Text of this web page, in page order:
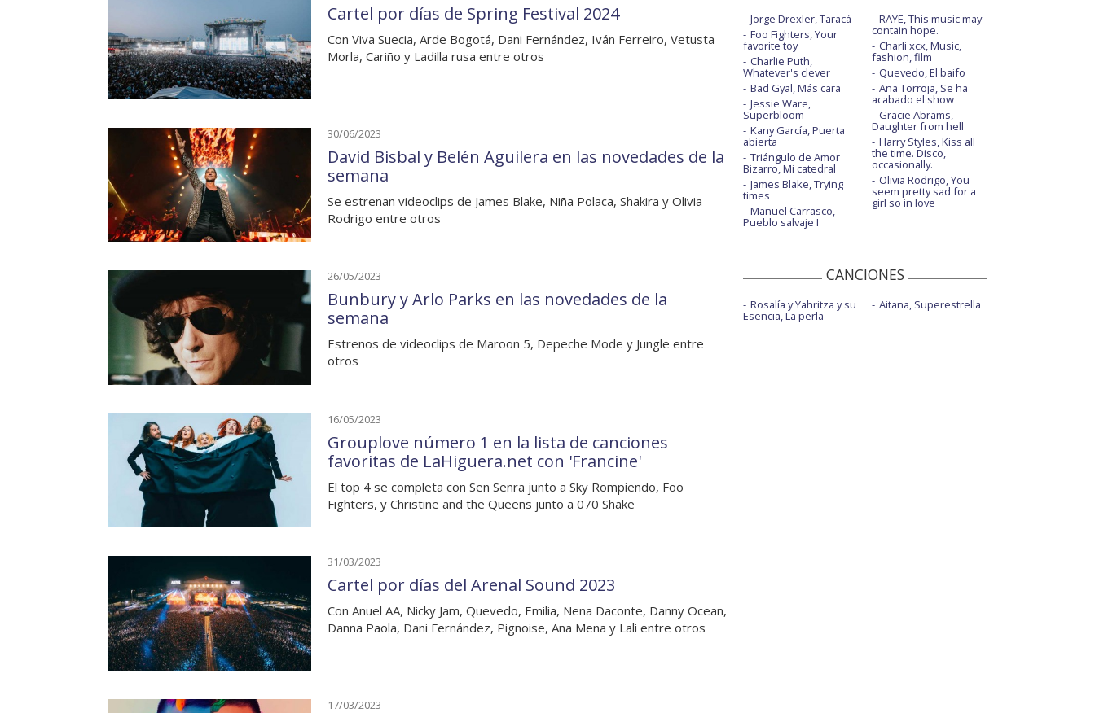
Cartel por días de Spring Festival 2024
Con Viva Suecia, Arde Bogotá, Dani Fernández, Iván Ferreiro, Vetusta
Morla, Cariño y Ladilla rusa entre otros
30/06/2023
David Bisbal y Belén Aguilera en las novedades de la
semana
Se estrenan videoclips de James Blake, Niña Polaca, Shakira y Olivia
Rodrigo entre otros
26/05/2023
Bunbury y Arlo Parks en las novedades de la
semana
Estrenos de videoclips de Maroon 5, Depeche Mode y Jungle entre
otros
16/05/2023
Grouplove número 1 en la lista de canciones
favoritas de LaHiguera.net con 'Francine'
El top 4 se completa con Sen Senra junto a Sky Rompiendo, Foo
Fighters, y Christine and the Queens junto a 070 Shake
31/03/2023
Cartel por días del Arenal Sound 2023
Con Anuel AA, Nicky Jam, Quevedo, Emilia, Nena Daconte, Danny Ocean,
Danna Paola, Dani Fernández, Pignoise, Ana Mena y Lali entre otros
17/03/2023
Jorge Drexler, Taracá
Foo Fighters, Your
favorite toy
Charlie Puth,
Whatever's clever
Bad Gyal, Más cara
Jessie Ware,
Superbloom
Kany García, Puerta
abierta
Triángulo de Amor
Bizarro, Mi catedral
James Blake, Trying
times
Manuel Carrasco,
Pueblo salvaje I
RAYE, This music may
contain hope.
Charli xcx, Music,
fashion, film
Quevedo, El baifo
Ana Torroja, Se ha
acabado el show
Gracie Abrams,
Daughter from hell
Harry Styles, Kiss all
the time. Disco,
occasionally.
Olivia Rodrigo, You
seem pretty sad for a
girl so in love
CANCIONES
Rosalía y Yahritza y su
Esencia, La perla
Aitana, Superestrella